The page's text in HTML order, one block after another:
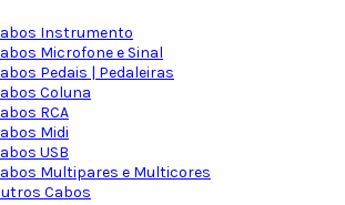
Instrumento
Microfone e Sinal
Pedais | Pedaleiras
Coluna
RCA
Midi
USB
Multipares e Multicores
Cabos